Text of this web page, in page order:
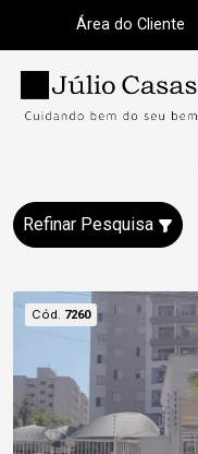
Área do Cliente
Refinar Pesquisa
Cód. 7260